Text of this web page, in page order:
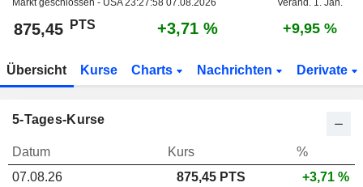
Markt geschlossen - USA23:27:58 07.08.2026 Veränd. 1. Jan.
875,45 PTS +3,71 % +9,95 %
Übersicht Kurse Charts Nachrichten Derivate
5-Tages-Kurse
Datum Kurs
%
07.08.26
875,45 PTS
+3,71 %